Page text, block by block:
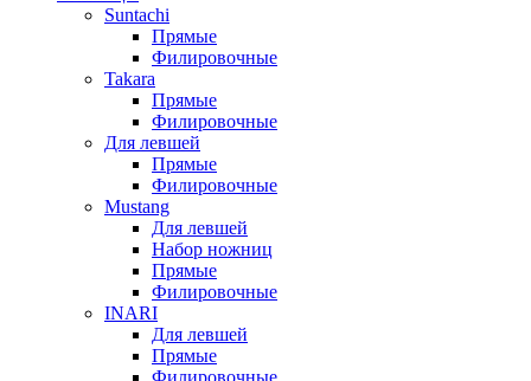
Suntachi
Прямые
Филировочные
Takara
Прямые
Филировочные
Для левшей
Прямые
Филировочные
Mustang
Для левшей
Набор ножниц
Прямые
Филировочные
INARI
Для левшей
Прямые
Филировочные